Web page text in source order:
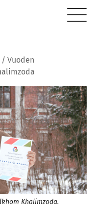
/ Vuoden
Khalimzoda.